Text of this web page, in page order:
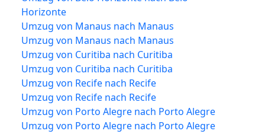
Horizonte
Umzug von Manaus nach Manaus
Umzug von Manaus nach Manaus
Umzug von Curitiba nach Curitiba
Umzug von Curitiba nach Curitiba
Umzug von Recife nach Recife
Umzug von Recife nach Recife
Umzug von Porto Alegre nach Porto Alegre
Umzug von Porto Alegre nach Porto Alegre